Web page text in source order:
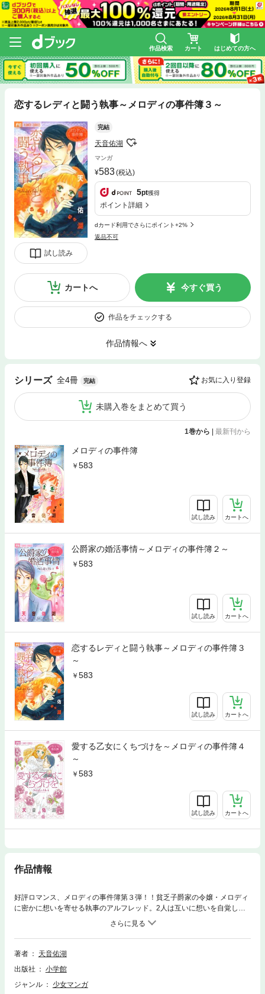
作品検索 カート はじめての方へ
恋するレディと闘う執事～メロディの事件簿３～
試し読み
完結
天音佑湖
マンガ
583(税込)
5pt獲得
ポイント詳細
dカード利用でさらにポイント+2%
返品不可
カートへ 今すぐ買う
作品をチェックする
作品情報へ
シリーズ 全4冊 完結 お気に入り登録
未購入巻をまとめて買う
1巻から 最新刊から
メロディの事件簿
583
試し読み カートへ
公爵家の婚活事情～メロディの事件簿２～
583
試し読み カートへ
恋するレディと闘う執事～メロディの事件簿３
～
583
試し読み カートへ
愛する乙女にくちづけを～メロディの事件簿４
～
583
試し読み カートへ
作品情報
好評ロマンス、メロディの事件簿第３弾！！貧乏子爵家の令嬢・メロディ
に密かに想いを寄せる執事のアルフレッド。2人は互いに想いを自覚しつ
つあったのですが、そんな時メロディに求婚者が！？しかもそれはワケあ
りでアルフレッドが警戒していた男で．．．！？
著者
天音佑湖
出版社
小学館
ジャンル
少女マンガ